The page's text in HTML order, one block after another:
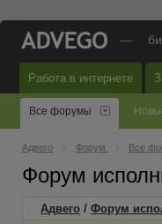
—
Работа в интернете
Все форумы
Адвего Форум Все
Форум
Адвего / Форум